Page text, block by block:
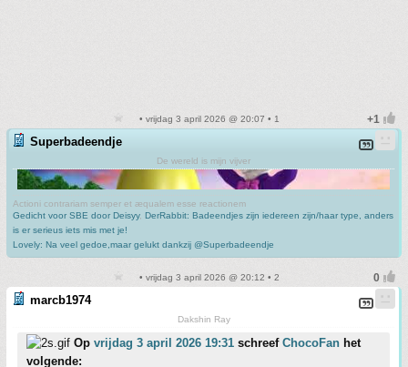
• vrijdag 3 april 2026 @ 20:07 • 1
Superbadeendje
De wereld is mijn vijver
Actioni contrariam semper et æqualem esse reactionem
Gedicht voor SBE door Deisyy, DerRabbit: Badeendjes zijn iedereen zijn/haar type, anders
is er serieus iets mis met je!
Lovely: Na veel gedoe,maar gelukt dankzij @Superbadeendje
• vrijdag 3 april 2026 @ 20:12 • 2
marcb1974
Dakshin Ray
Op vrijdag 3 april 2026 19:31 schreef ChocoFan het
volgende: